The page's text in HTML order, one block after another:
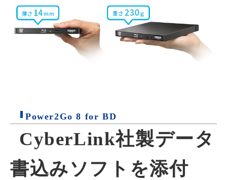
Power2Go 8 for BD
CyberLink社製データ
書込みソフトを添付